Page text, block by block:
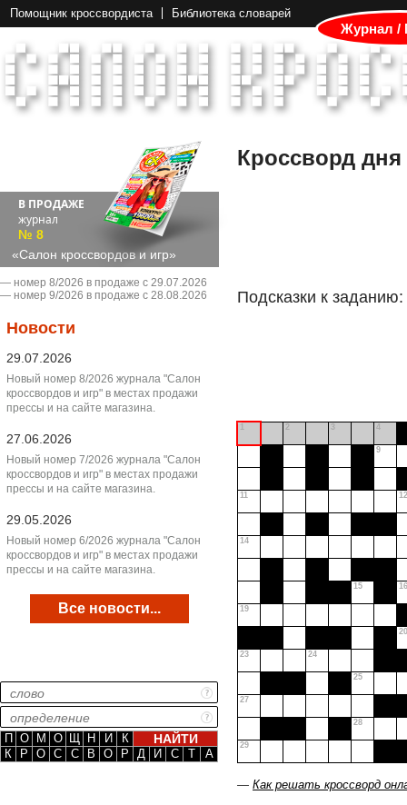
Помощник кроссвордиста Библиотека словарей
Журнал /
В ПРОДАЖЕ
журнал
№ 8
«Салон кроссвордов и игр»
― номер 8/2026 в продаже с 29.07.2026
― номер 9/2026 в продаже с 28.08.2026
Новости
29.07.2026
Новый номер 8/2026 журнала "Салон
кроссвордов и игр" в местах продажи
прессы и на сайте магазина.
27.06.2026
Новый номер 7/2026 журнала "Салон
кроссвордов и игр" в местах продажи
прессы и на сайте магазина.
29.05.2026
Новый номер 6/2026 журнала "Салон
кроссвордов и игр" в местах продажи
прессы и на сайте магазина.
Все новости...
П О М О Щ Н И
К
К
Р О С С В О Р Д И С Т А
Кроссворд дня
Подсказки к заданию:
1 2 3 4
9
11 12
14
15 16
19
20
23 24
25
27
28
29
— Как решать кроссворд